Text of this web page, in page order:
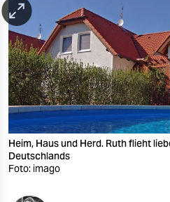
wahrheit
verlag
verlag
veranstaltungen
shop
fragen & hilfe
Heim, Haus und Herd. Ruth flieht
Deutschlands
Foto: imago